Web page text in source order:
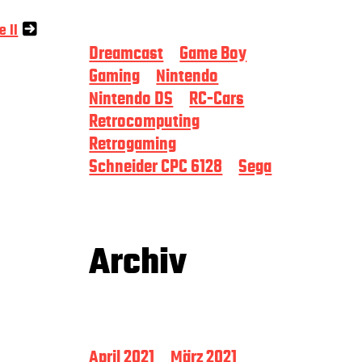
II
Dreamcast
Game Boy
Gaming
Nintendo
Nintendo DS
RC-Cars
Retrocomputing
Retrogaming
Schneider CPC 6128
Sega
Archiv
April 2021
März 2021